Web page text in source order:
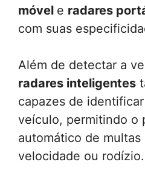
móvel e radares
com suas
Além de detectar a
radares inteligentes
capazes de
veículo, permitindo o
automático de
velocidade ou rodízio.